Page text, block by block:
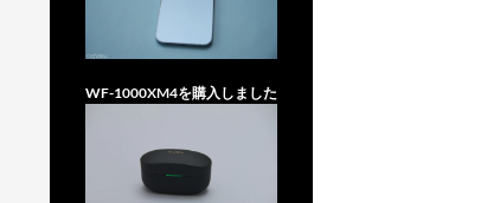
WF-1000XM4を購入しました